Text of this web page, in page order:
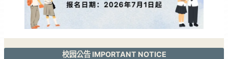
校园公告 IMPORTANT NOTICE